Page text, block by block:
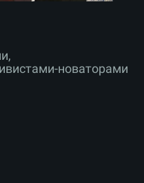
новаторами